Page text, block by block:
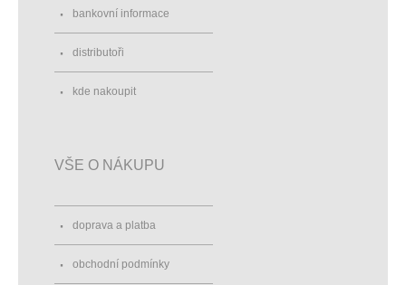
bankovní informace
distributoři
kde nakoupit
VŠE O NÁKUPU
doprava a platba
obchodní podmínky